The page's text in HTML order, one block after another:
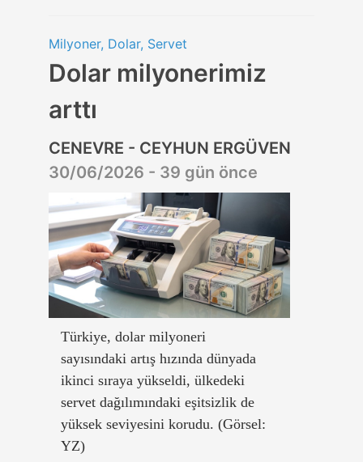
Milyoner, Dolar, Servet
Dolar milyonerimiz
arttı
CENEVRE - CEYHUN ERGÜVEN
30/06/2026 - 39 gün önce
Türkiye, dolar milyoneri
sayısındaki artış hızında dünyada
ikinci sıraya yükseldi, ülkedeki
servet dağılımındaki eşitsizlik de
yüksek seviyesini korudu. (Görsel:
YZ)